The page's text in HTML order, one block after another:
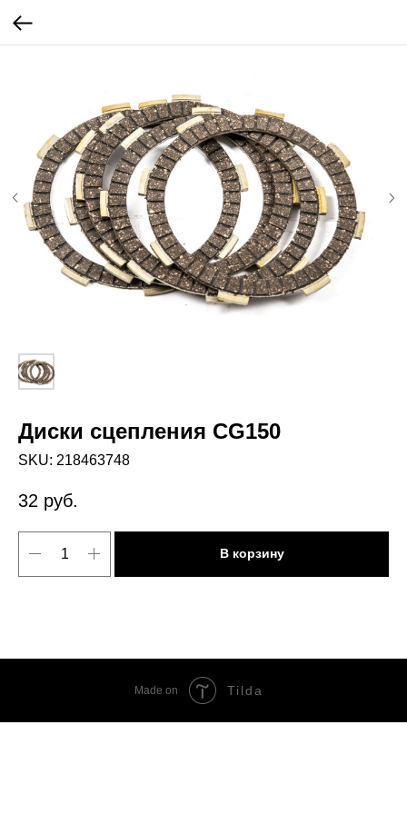
Диски сцепления CG150
SKU: 218463748
32 руб.
В корзину
Made on Tilda